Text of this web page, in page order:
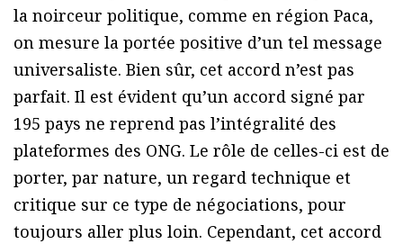
la noirceur politique, comme en région Paca,
on mesure la portée positive d’un tel message
universaliste. Bien sûr, cet accord n’est pas
parfait. Il est évident qu’un accord signé par
195 pays ne reprend pas l’intégralité des
plateformes des ONG. Le rôle de celles-ci est de
porter, par nature, un regard technique et
critique sur ce type de négociations, pour
toujours aller plus loin. Cependant, cet accord